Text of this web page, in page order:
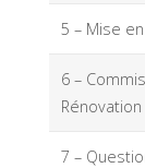
5 – Mise en
6 –
7 –